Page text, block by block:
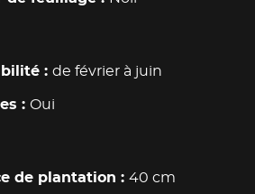
de février à juin
Oui
de plantation 40 cm